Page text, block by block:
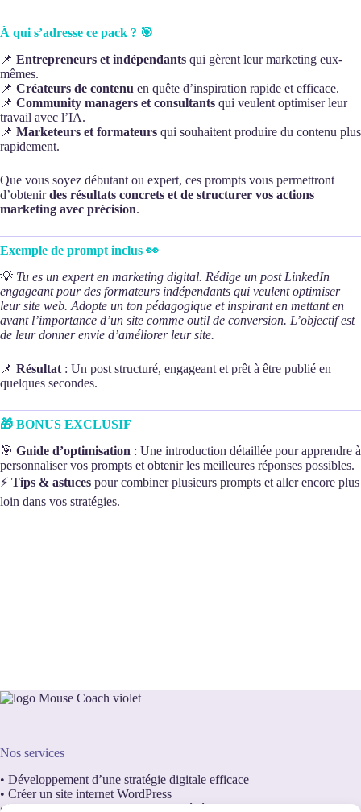
À qui s’adresse ce pack ? 🎯
📌 Entrepreneurs et indépendants qui gèrent leur marketing eux-
mêmes.
📌 Créateurs de contenu en quête d’inspiration rapide et efficace.
📌 Community managers et consultants qui veulent optimiser leur
travail avec l’IA.
📌 Marketeurs et formateurs qui souhaitent produire du contenu plus
rapidement.
Que vous soyez débutant ou expert, ces prompts vous permettront
d’obtenirdes résultats concrets et de structurer vos actions
marketing avec précision.
Exemple de prompt inclus 👀
💡 Tu es un expert en marketing digital. Rédige un post LinkedIn
engageant pour des formateurs indépendants qui veulent optimiser
leur site web. Adopte un ton pédagogique et inspirant en mettant en
avant l’importance d’un site comme outil de conversion. L’objectif est
de leur donner envie d’améliorer leur site.
📌 Résultat : Un post structuré, engageant et prêt à être publié en
quelques secondes.
🎁 BONUS EXCLUSIF
🎯 Guide d’optimisation : Une introduction détaillée pour apprendre à
personnaliser vos prompts et obtenir les meilleures réponses possibles.
⚡ Tips & astuces pour combiner plusieurs prompts et aller encore plus
loin dans vos stratégies.
Nos services
• Développement d’une stratégie digitale efficace
• Créer un site internet WordPress
•Transformez votre site internet en génération de leads